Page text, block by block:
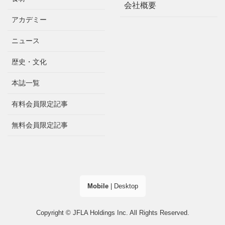
アカデミー
ニュース
歴史・文化
本誌一覧
有料会員限定記事
無料会員限定記事
会社概要
Mobile| Desktop
Copyright © JFLA Holdings Inc. All Rights Reserved.